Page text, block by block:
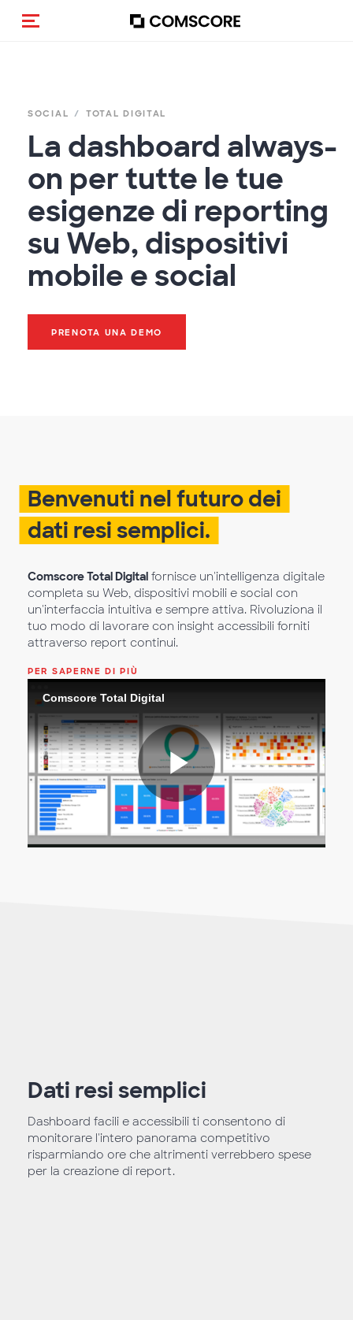
Cambia navigazione
SOCIAL TOTAL DIGITAL
La dashboard always-
on per tutte le tue
esigenze di reporting
su Web, dispositivi
mobile e social
PRENOTA UNA DEMO
Comscore Total Digital
Benvenuti nel futuro dei
dati resi semplici.
Comscore Total Digital fornisce un'intelligenza digitale
completa su Web, dispositivi mobili e social con
un'interfaccia intuitiva e sempre attiva. Rivoluziona il
tuo modo di lavorare con insight accessibili forniti
attraverso report continui.
PER SAPERNE DI PIÙ
Dati resi semplici
Dashboard facili e accessibili ti consentono di
monitorare l'intero panorama competitivo
risparmiando ore che altrimenti verrebbero spese
per la creazione di report.